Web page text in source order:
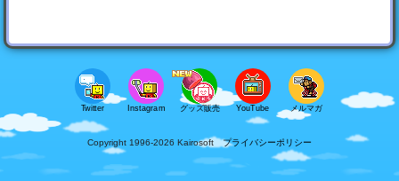
Switch
Switch
PS4
Xbox
Switch
PS4
Xbox
Twitter Instagram グッズ販売 YouTube メルマガ
Copyright 1996-2026 Kairosoftプライバシーポリシー